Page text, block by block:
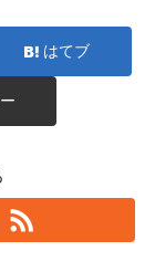
はてブ